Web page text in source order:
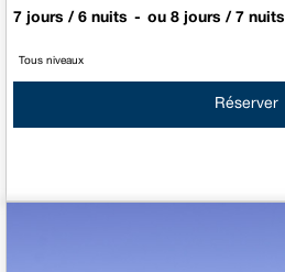
7 jours / 6 nuits ou 8 jours / 7 nuits
Tous niveaux
Réserver